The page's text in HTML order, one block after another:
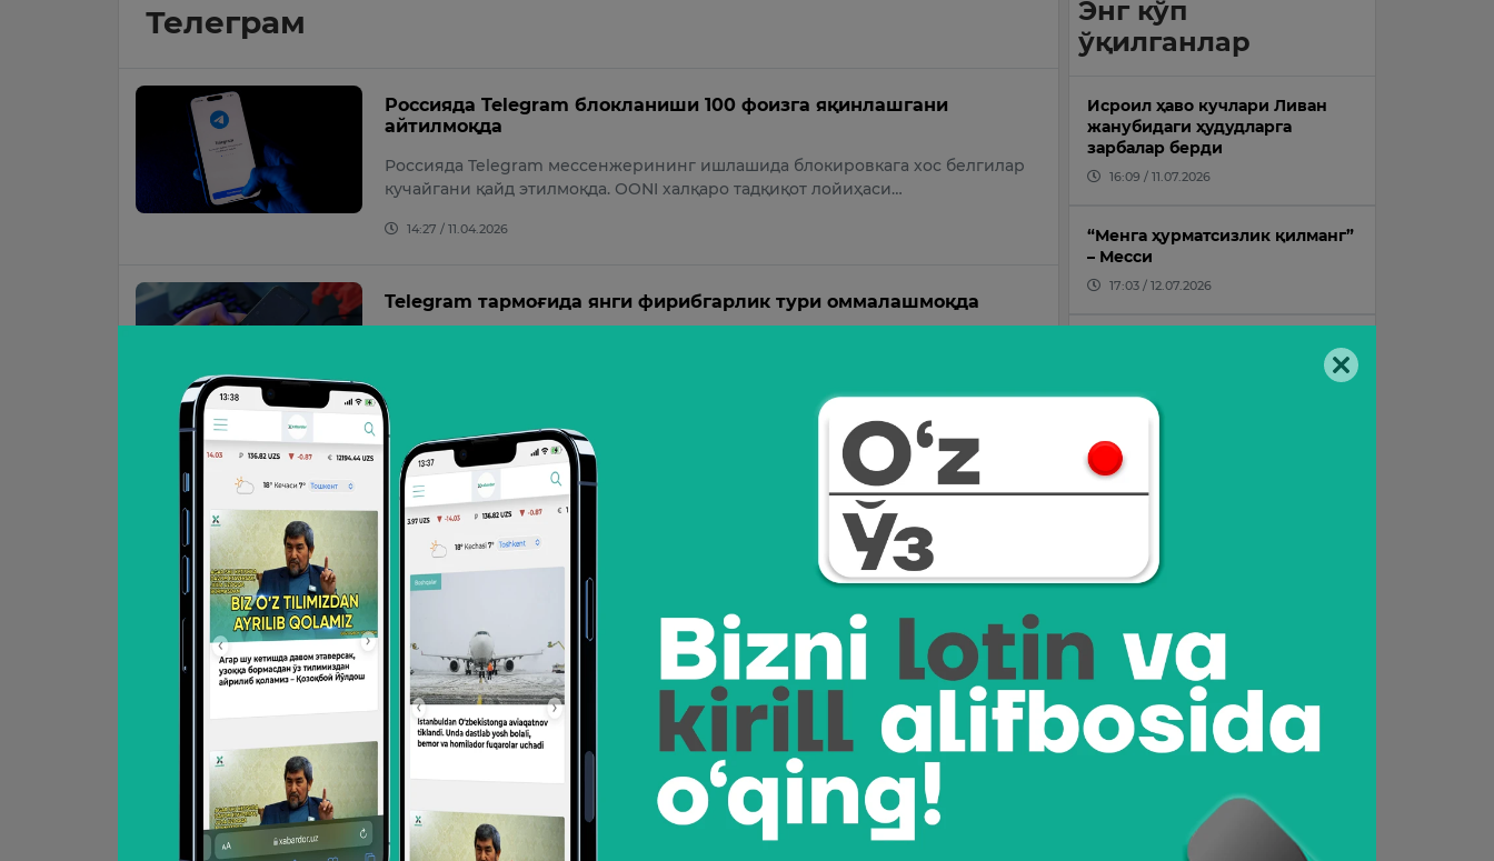
Телеграм
Россияда Telegram блокланиши 100 фоизга яқинлашгани
айтилмоқда
Россияда Telegram мессенжерининг ишлашида блокировкага хос белгилар
кучайгани қайд этилмоқда. OONI халқаро тадқиқот лойиҳаси…
14:27 / 11.04.2026
Telegram тармоғида янги фирибгарлик тури оммалашмоқда
Телеграмъда пайғамбарни ҳақорат қилган самарқандлик йигит
қамалди
Самарқандда Telegram орқали пайғамбар Муҳаммад (с.а.в.)ни ҳақорат қилган
йигит қамалди. Бу ҳақда вилоят ИИБ хабар берди.
Telegram навбатдаги янгиланишларни тақдим этди
Профилга мусиқа қўшиш, бирламчи профиль саҳифасини танлаш ва бошқа
Энг кўп
ўқилганлар
Исроил ҳаво кучлари Ливан
жанубидаги ҳудудларга
зарбалар берди
16:09 / 11.07.2026
“Менга ҳурматсизлик қилманг”
– Месси
17:03 / 12.07.2026
Саудия шаҳзодаси Лондондаги
14:10 / 24.07.2026
Ўқишни кўчириш учун ўтиш
баллари тасдиқланди
Суперкомпьютер ЖЧ
ғолиблиги учун тахминларни
12:57 / 12.07.2026
“Ланс” Ҳусановни қандай
кашф этгани маълум бўлди
17:05 / 08.07.2026
20 июль куни қандай об-ҳаво